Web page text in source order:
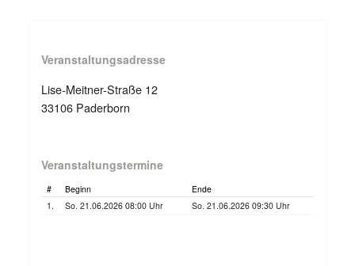
Veranstaltungsadresse
Lise-Meitner-Straße 12
33106 Paderborn
Veranstaltungstermine
# Beginn
Ende
1.
So. 21.06.2026 08:00 Uhr So. 21.06.2026 09:30 Uhr